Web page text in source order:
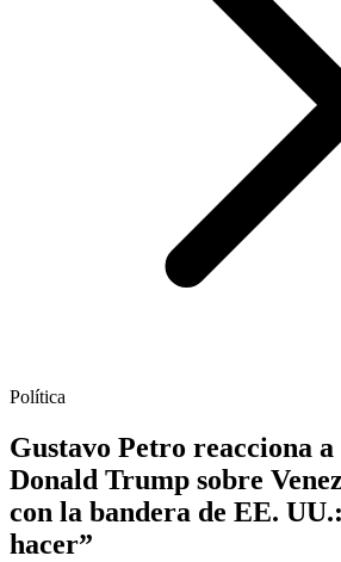
Política
Gustavo Petro reacciona a
Donald Trump sobre
con la bandera de EE.
hacer”